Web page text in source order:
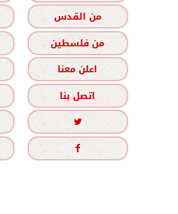
من القدس
من فلسطين
اعلن معنا
اتصل بنا


جميع الحقوق